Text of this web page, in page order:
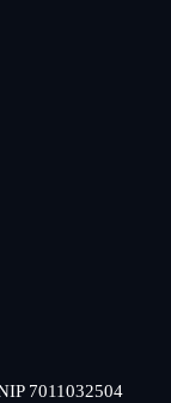
7011032504